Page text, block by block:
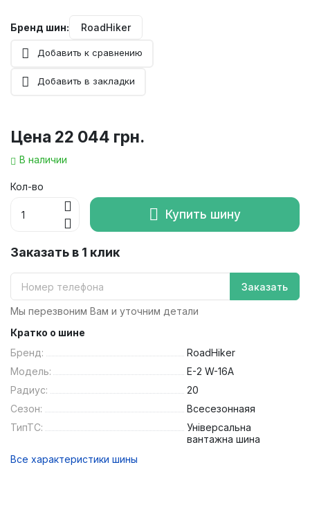
Бренд шин: RoadHiker
Добавить к сравнению
Добавить в закладки
Цена 22 044 грн.
В наличии
Кол-во
Купить шину
Заказать в 1 клик
Заказать
Мы перезвоним Вам и уточним детали
Кратко о шине
Бренд:
RoadHiker
Модель:
E-2 W-16A
Радиус:
20
Сезон:
Всесезоннаяя
ТипТС:
Універсальна
вантажна шина
Все характеристики шины